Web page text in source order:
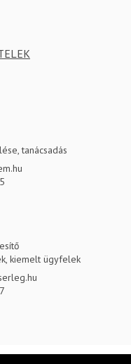
tanácsadás
kiemelt ügyfelek